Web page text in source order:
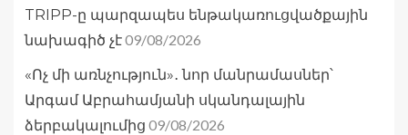
TRIPP-ը պարզապես ենթակառուցվածքային
նախագիծ չէ09/08/2026
«Ոչ մի առնչություն»․ նոր մանրամասներ՝
Արգամ Աբրահամյանի սկանդալային
ձերբակալումից 09/08/2026